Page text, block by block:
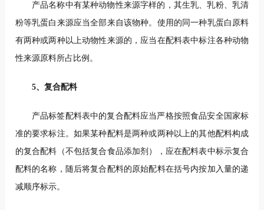
产品名称中有某种动物性来源字样的，其生乳、乳粉、乳清
粉等乳蛋白来源应当全部来自该物种。使用的同一种乳蛋白原料
有两种或两种以上动物性来源的，应当在配料表中标注各种动物
性来源原料所占比例。
5、复合配料
产品标签配料表中的复合配料应当严格按照食品安全国家标
准的要求标注。如果某种配料是两种或两种以上的其他配料构成
的复合配料（不包括复合食品添加剂），应在配料表中标示复合
配料的名称，随后将复合配料的原始配料在括号内按加入量的递
减顺序标示。